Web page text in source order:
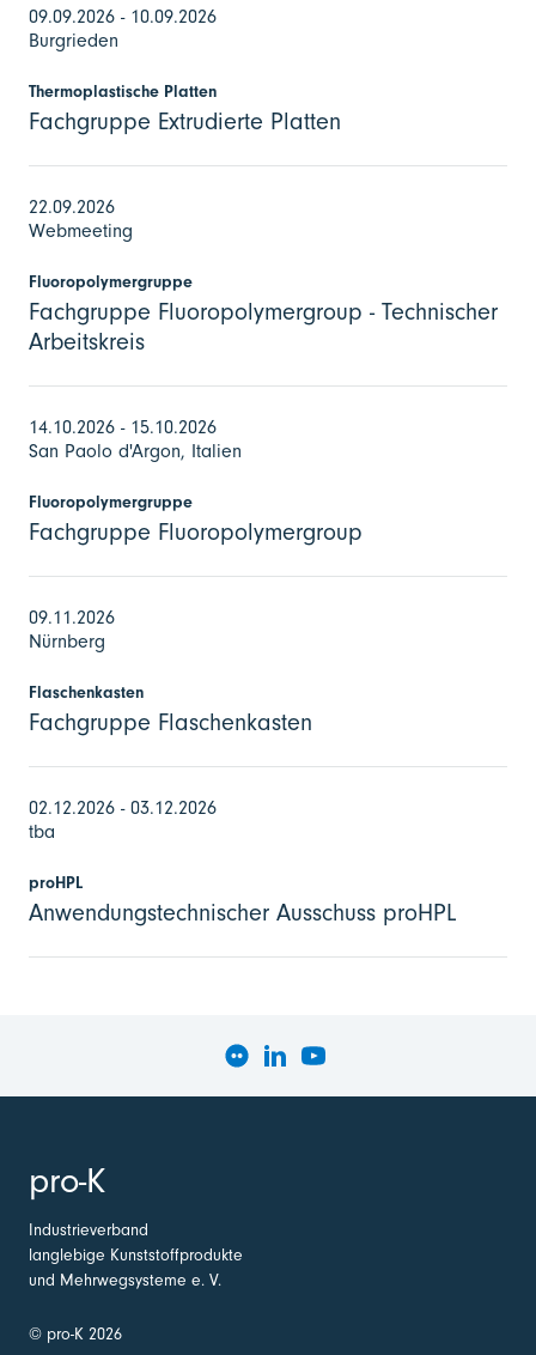
09.09.2026 - 10.09.2026
Burgrieden
Thermoplastische Platten
Fachgruppe Extrudierte Platten
22.09.2026
Webmeeting
Fluoropolymergruppe
Fachgruppe Fluoropolymergroup - Technischer
Arbeitskreis
14.10.2026 - 15.10.2026
San Paolo d'Argon, Italien
Fluoropolymergruppe
Fachgruppe Fluoropolymergroup
09.11.2026
Nürnberg
Flaschenkasten
Fachgruppe Flaschenkasten
02.12.2026 - 03.12.2026
tba
proHPL
Anwendungstechnischer Ausschuss proHPL
pro-K
Industrieverband
langlebige Kunststoffprodukte
und Mehrwegsysteme e. V.
© pro-K 2026